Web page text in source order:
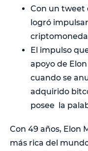
Con un tweet
logró
criptomoneda
El impulso
apoyo de
cuando se
adquirido
posee la
Con 49 años, Elon
más rica del